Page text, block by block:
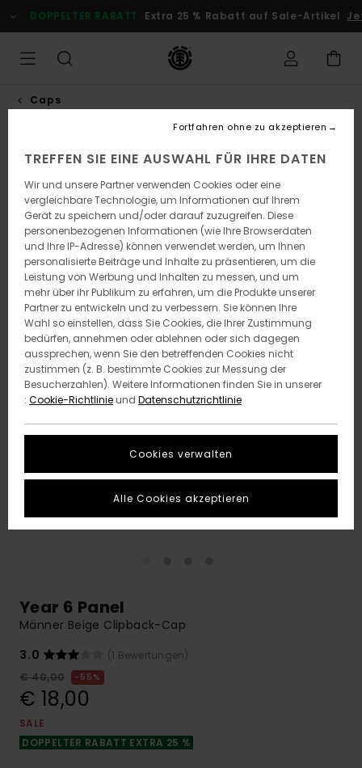
zur
Produktinformation
DOPPELTER RABATT Extra 25 % Rabatt auf Sale-Artikel
Caps
Year 6 Panel
Männer Beige Clipback-Cap
3.0
(1 Bewertungen)
€ 40,00
55%
€ 18,00
SALE
DOPPELTER RABATT EXTRA 25 %
TREFFEN SIE EINE AUSWAHL FÜR IHRE DATEN
Wir und unsere Partner verwenden Cookies oder eine
vergleichbare Technologie, um Informationen auf Ihrem
Gerät zu speichern und/oder darauf zuzugreifen. Diese
personenbezogenen Informationen (wie Ihre Browserdaten
und Ihre IP-Adresse) können verwendet werden, um Ihnen
personalisierte Beiträge und Inhalte zu präsentieren, um die
Leistung von Werbung und Inhalten zu messen, und um
mehr über ihr Publikum zu erfahren, um die Produkte unserer
Partner zu entwickeln und zu verbessern. Sie können Ihre
Wahl so einstellen, dass Sie Cookies, die Ihrer Zustimmung
bedürfen, annehmen oder ablehnen oder sich dagegen
aussprechen, wenn Sie den betreffenden Cookies nicht
zustimmen (z. B. bestimmte Cookies zur Messung der
Besucherzahlen). Weitere Informationen finden Sie in unserer
: Cookie-Richtlinieund Datenschutzrichtlinie
Cookies verwalten
Fortfahren ohne zu akzeptieren
Alle Cookies akzeptieren